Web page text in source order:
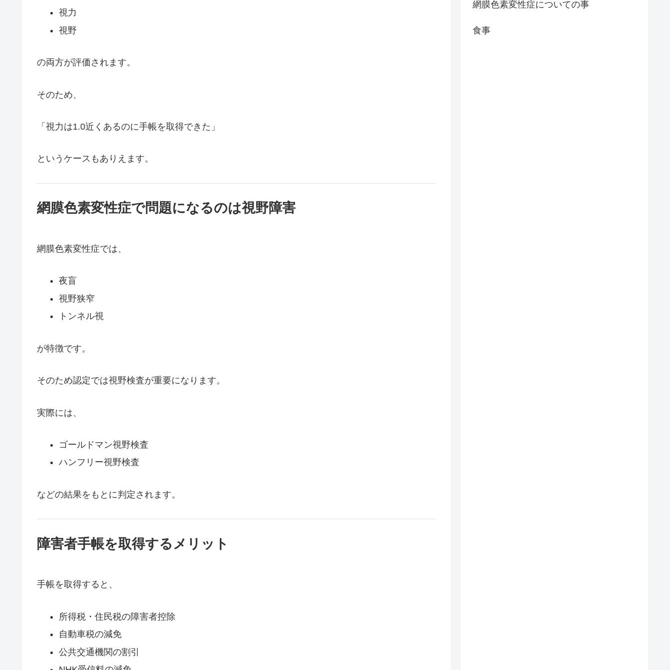
視力
視野
の両方が評価されます。
そのため、
「視力は1.0近くあるのに手帳を取得できた」
というケースもありえます。
網膜色素変性症で問題になるのは視野障害
網膜色素変性症では、
夜盲
視野狭窄
トンネル視
が特徴です。
そのため認定では視野検査が重要になります。
実際には、
ゴールドマン視野検査
ハンフリー視野検査
などの結果をもとに判定されます。
障害者手帳を取得するメリット
手帳を取得すると、
所得税・住民税の障害者控除
自動車税の減免
公共交通機関の割引
網膜色素変性症についての事
食事